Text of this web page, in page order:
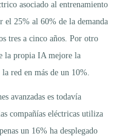
asociado al entrenamiento
el 25% al 60% de la demanda
tres a cinco años. Por otro
la propia IA mejore la
red en más de un 10%.
avanzadas es todavía
compañías eléctricas utiliza
un 16% ha desplegado